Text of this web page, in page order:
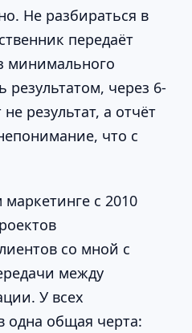
Не разбираться в
передаёт
минимального
результатом, через 6-
результат, а отчёт
что с
с 2010
со мной с
между
У всех
одна общая черта: